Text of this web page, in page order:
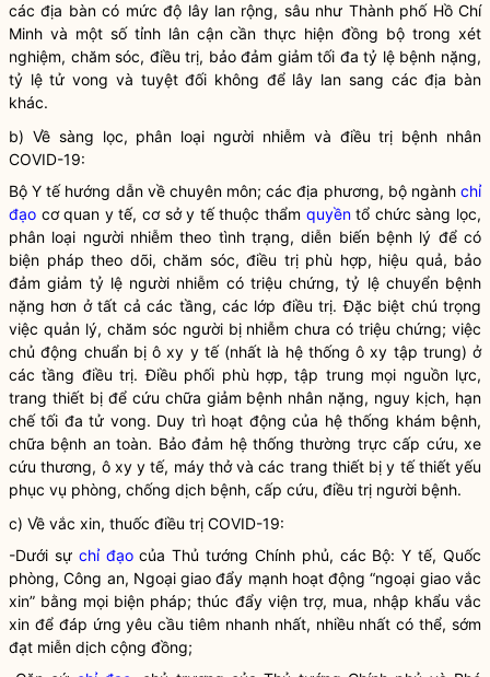
cácđịa bàncó mức độ lây lan rộng, sâu như Thành phố Hồ Chí
Minh và một số tỉnh lân cận cần thực hiện đồng bộ trong xét
nghiệm, chăm sóc, điều trị, bảo đảm giảm tối đa tỷ lệ bệnh nặng,
tỷ lệ tử vong và tuyệt đối không để lây lan sang cácđịa bàn
khác.
b) Về sàng lọc, phân loại người nhiễm và điều trị bệnh nhân
COVID-19:
Bộ Y tế hướng dẫn về chuyên môn; các địa phương, bộ ngành chỉ
đạo cơ quan y tế, cơ sở y tế thuộc thẩm quyềntổ chức sàng lọc,
phân loại người nhiễm theo tình trạng, diễn biến bệnh lý để có
biện pháp theo dõi, chăm sóc, điều trị phù hợp, hiệu quả, bảo
đảm giảm tỷ lệ người nhiễm có triệu chứng, tỷ lệ chuyển bệnh
nặng hơn ở tất cả các tầng, các lớp điều trị. Đặc biệt chú trọng
việc quản lý, chăm sóc người bị nhiễm chưa có triệu chứng; việc
chủ động chuẩn bị ô xy y tế (nhất là hệ thống ô xy tập trung) ở
các tầng điều trị. Điều phối phù hợp, tập trung mọi nguồn lực,
trang thiết bị để cứu chữa giảm bệnh nhân nặng, nguy kịch, hạn
chế tối đa tử vong. Duy trì hoạt động của hệ thống khám bệnh,
chữa bệnh an toàn. Bảo đảm hệ thống thường trực cấp cứu, xe
cứu thương, ô xy y tế, máy thở và các trang thiết bị y tế thiết yếu
phục vụ phòng, chống dịch bệnh, cấp cứu, điều trị người bệnh.
c) Về vắc xin, thuốc điều trị COVID-19:
-Dưới sự chỉ đạocủa Thủ tướng Chính phủ, các Bộ: Y tế, Quốc
phòng, Công an, Ngoại giao đẩy mạnh hoạt động “ngoại giao vắc
xin” bằng mọi biện pháp; thúc đẩy viện trợ, mua, nhập khẩu vắc
xin để đáp ứng yêu cầu tiêm nhanh nhất, nhiều nhất có thể, sớm
đạt miễn dịch cộng đồng;